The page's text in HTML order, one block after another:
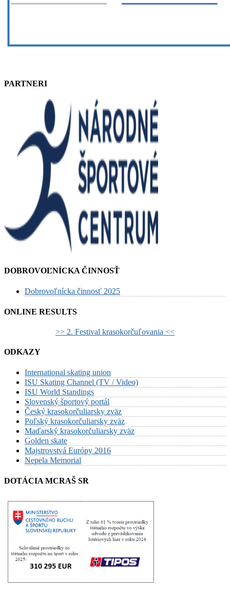
PARTNERI
DOBROVOĽNÍCKA ČINNOSŤ
Dobrovoľnícka činnosť 2025
ONLINE RESULTS
>> 2. Festival krasokorčuľovania <<
ODKAZY
International skating union
ISU Skating Channel (TV / Video)
ISU World Standings
Slovenský športový portál
Český krasokorčuliarsky zväz
Poľský krasokorčuliarsky zväz
Maďarský krasokorčuliarsky zväz
Golden skate
Majstrovstvá Európy 2016
Nepela Memorial
DOTÁCIA MCRAŠ SR